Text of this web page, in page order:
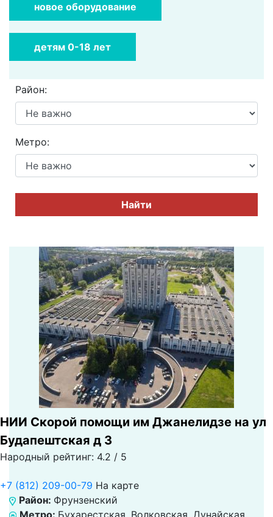
новое оборудование
детям 0-18 лет
Район:
Метро:
Найти
НИИ Скорой помощи им Джанелидзе на ул
Будапештская д 3
Народный рейтинг: 4.2 / 5
+7 (812) 209-00-79 На карте
Район: Фрунзенский